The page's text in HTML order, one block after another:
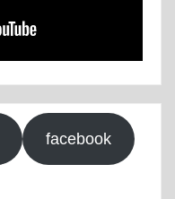
facebook